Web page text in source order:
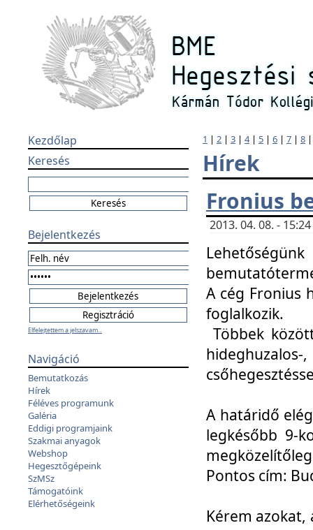
Kezdőlap
Keresés
Bejelentkezés
Elfelejtettem a jelszavam...
Navigáció
Bemutatkozás
Hírek
Féléves programunk
Galéria
Eddigi programjaink
Szakmai anyagok
Webshop
Hegesztőgépeink
SzMSz
Támogatóink
Elérhetőségeink
1 | 2 | 3 | 4| 5 | 6 | 7 | 8
Hírek
Fronius
2013. 04. 08. -
A cég Fronius
foglalkozik.
Többek
A határidő
legkésőbb 9-
Pontos cím:
Kérem azokat,